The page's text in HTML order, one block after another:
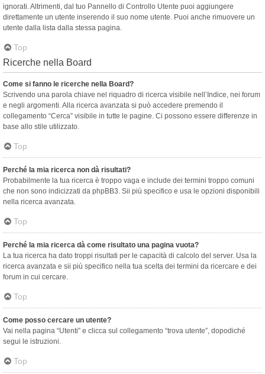
ignorati. Altrimenti, dal tuo Pannello di Controllo Utente puoi aggiungere
direttamente un utente inserendo il suo nome utente. Puoi anche rimuovere un
utente dalla lista dalla stessa pagina.
Top
Ricerche nella Board
Come si fanno le ricerche nella Board?
Scrivendo una parola chiave nel riquadro di ricerca visibile nell’Indice, nei forum
e negli argomenti. Alla ricerca avanzata si può accedere premendo il
collegamento “Cerca” visibile in tutte le pagine. Ci possono essere differenze in
base allo stile utilizzato.
Top
Perché la mia ricerca non dà risultati?
Probabilmente la tua ricerca è troppo vaga e include dei termini troppo comuni
che non sono indicizzati da phpBB3. Sii più specifico e usa le opzioni disponibili
nella ricerca avanzata.
Top
Perché la mia ricerca dà come risultato una pagina vuota?
La tua ricerca ha dato troppi risultati per le capacità di calcolo del server. Usa la
ricerca avanzata e sii più specifico nella tua scelta dei termini da ricercare e dei
forum in cui cercare.
Top
Come posso cercare un utente?
Vai nella pagina “Utenti” e clicca sul collegamento “trova utente”, dopodiché
segui le istruzioni.
Top